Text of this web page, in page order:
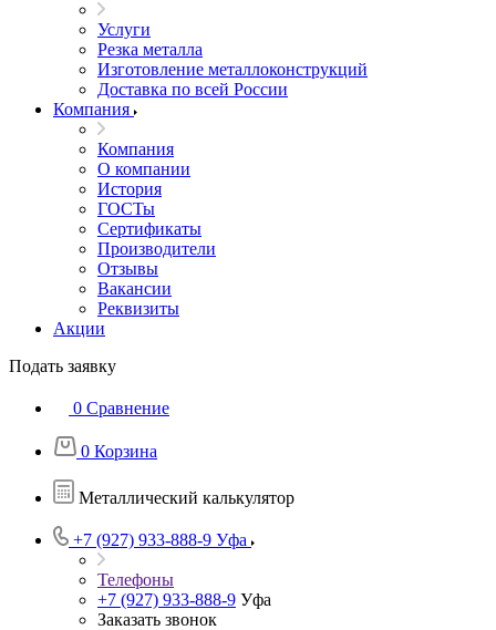
Услуги
Резка металла
Изготовление металлоконструкций
Доставка по всей России
Компания
Компания
О компании
История
ГОСТы
Сертификаты
Производители
Отзывы
Вакансии
Реквизиты
Акции
Подать заявку
0 Сравнение
0 Корзина
Металлический калькулятор
+7 (927) 933-888-9 Уфа
Телефоны
+7 (927) 933-888-9 Уфа
Заказать звонок